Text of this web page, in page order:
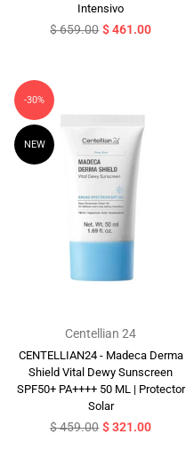
Intensivo
Precio
$ 659.00 $ 461.00
-30%
NEW
Centellian 24
CENTELLIAN24 - Madeca Derma
Shield Vital Dewy Sunscreen
SPF50+ PA++++ 50 ML | Protector
Solar
Precio
$ 459.00 $ 321.00